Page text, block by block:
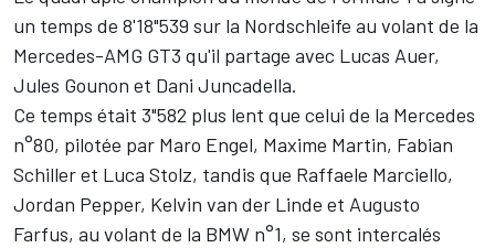
un temps de 8'18"539 sur la Nordschleife au volant de la
Mercedes-AMG GT3 qu'il partage avec Lucas Auer,
Jules Gounon et Dani Juncadella.
Ce temps était 3"582 plus lent que celui de la Mercedes
n°80, pilotée par Maro Engel, Maxime Martin, Fabian
Schiller et Luca Stolz, tandis que Raffaele Marciello,
Jordan Pepper, Kelvin van der Linde et Augusto
Farfus, au volant de la BMW n°1, se sont intercalés